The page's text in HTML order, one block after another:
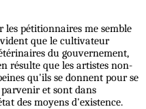
les pétitionnaires me semble
que le cultivateur
du gouvernement,
résulte que les artistes non-
qu'ils se donnent pour se
et sont dans
des moyens d'existence.